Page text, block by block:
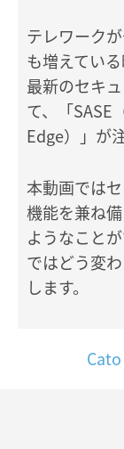
テレワーク
も増えてい
最新のセキ
て、「SASE
Edge）」が
本動画では
機能を兼ね
ようなこと
ではどう変
します。